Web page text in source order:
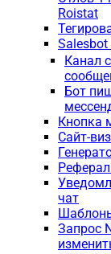
Roistat
Salesbot
Канал
Бот
Кнопка
Сайт-
чат
Запрос